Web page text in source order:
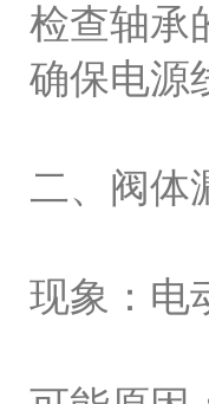
检查轴承
确保电源
二、阀体
现象：电